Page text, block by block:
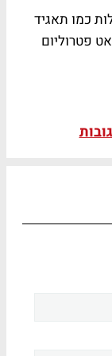
כמו תאגיד
פטרוליום